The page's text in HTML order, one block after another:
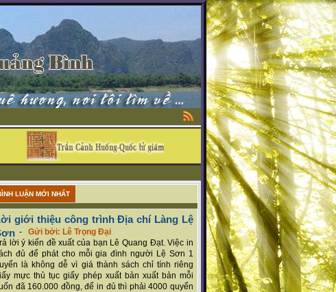
LUẬN MỚI NHẤT
giới thiệu công trình Địa chí Làng Lệ
- Gửi bởi: Lê Trọng Đại
lời ý kiến đề xuất của bạn Lê Quang Đạt. Việc in
đủ để phát cho mỗi gia đình người Lệ Sơn 1
là không dễ vì giá thành sách chỉ tính riêng
mực thủ tục giấy phép xuất bản xuất bản mỗi
đã 160.000 đồng, để in đủ thì phải 4000 quyển